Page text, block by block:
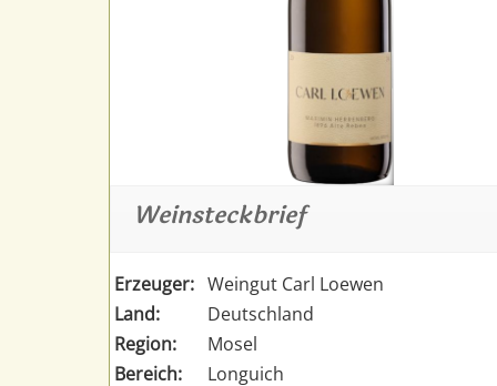
Weinsteckbrief
Erzeuger: Weingut Carl Loewen
Land:
Deutschland
Region:
Mosel
Bereich:
Longuich